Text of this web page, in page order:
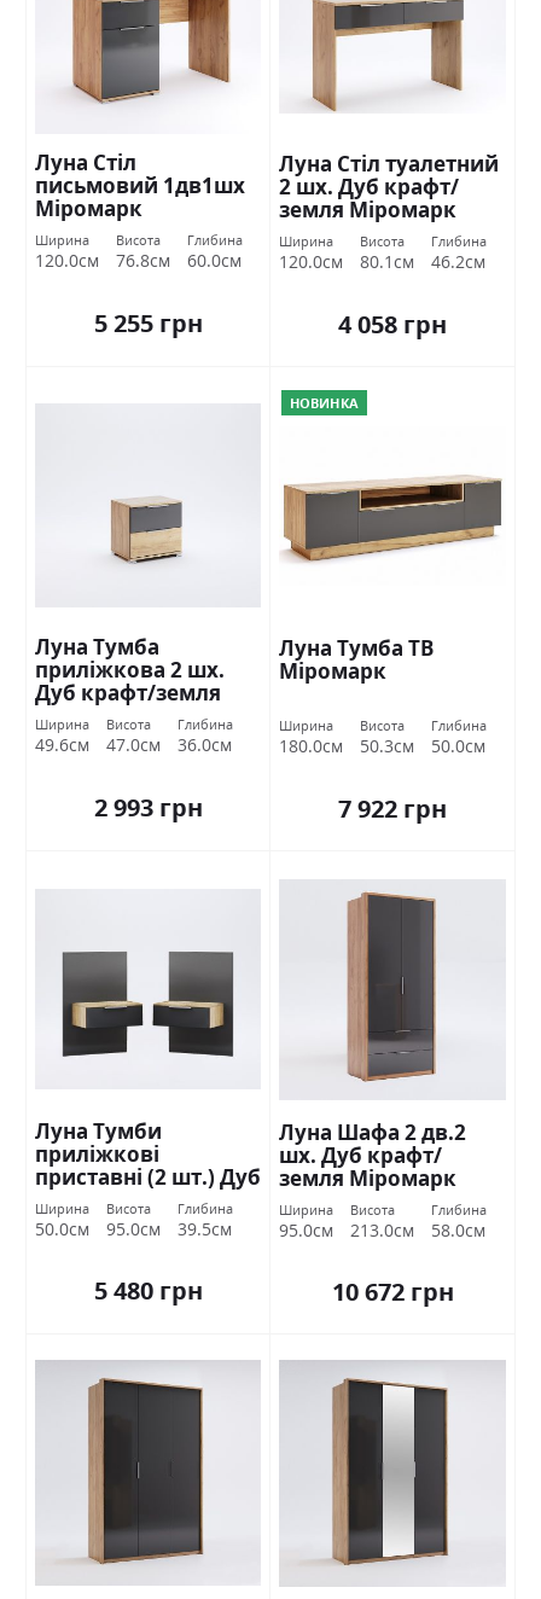
Луна Стіл
письмовий 1дв1шх
Міромарк
Ширина
120.0см
Висота
76.8см
Глибина
60.0см
5 255 грн
Луна Стіл туалетний
2 шх. Дуб крафт/
земля Міромарк
Ширина
120.0см
Висота
80.1см
Глибина
46.2см
4 058 грн
Луна Тумба
приліжкова 2 шх.
Дуб крафт/земля
Міромарк
Ширина
49.6см
Висота
47.0см
Глибина
36.0см
2 993 грн
НОВИНКА
Луна Тумба ТВ
Міромарк
Ширина
180.0см
Висота
50.3см
Глибина
50.0см
7 922 грн
Луна Тумби
приліжкові
приставні (2 шт.) Дуб
крафт/земля
Міромарк
Ширина
50.0см
Висота
95.0см
Глибина
39.5см
5 480 грн
Луна Шафа 2 дв.2
шх. Дуб крафт/
земля Міромарк
Ширина
95.0см
Висота
213.0см
Глибина
58.0см
10 672 грн